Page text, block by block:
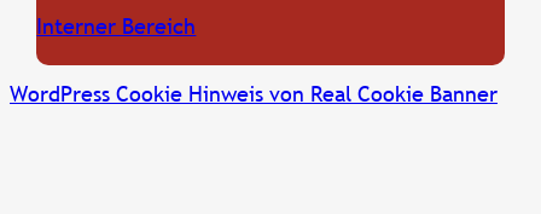
Interner Bereich
WordPress Cookie Hinweis von Real Cookie Banner